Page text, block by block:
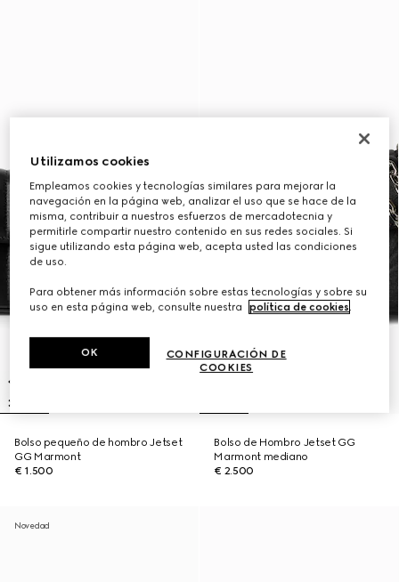
Bolso pequeño de hombro Jetset
GG Marmont
€ 1.500
Bolso de Hombro Jetset GG
Marmont mediano
€ 2.500
Novedad
Utilizamos cookies
Empleamos cookies y tecnologías similares para mejorar la
navegación en la página web, analizar el uso que se hace de la
misma, contribuir a nuestros esfuerzos de mercadotecnia y
permitirle compartir nuestro contenido en sus redes sociales. Si
sigue utilizando esta página web, acepta usted las condiciones
de uso.
Para obtener más información sobre estas tecnologías y sobre su
uso en esta página web, consulte nuestra
política de cookies.
CONFIGURACIÓN DE
COOKIES
OK